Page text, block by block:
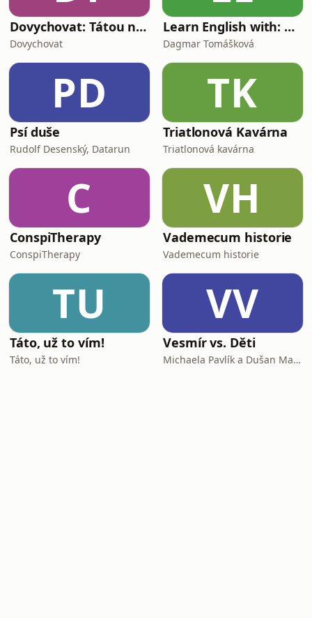
Dovychovat: Tátou na celý život
Dovychovat
Learn English with: My Life and Other Funny Stories
Dagmar Tomášková
PD
Psí duše
Rudolf Desenský, Datarun
TK
Triatlonová Kavárna
Triatlonová kavárna
C
ConspiTherapy
ConspiTherapy
VH
Vademecum historie
Vademecum historie
TU
Táto, už to vím!
Táto, už to vím!
VV
Vesmír vs. Děti
Michaela Pavlík a Dušan Majer